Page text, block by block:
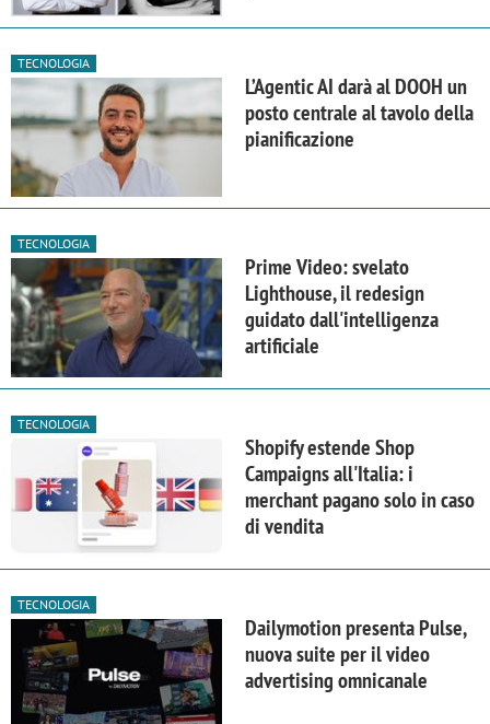
TECNOLOGIA
L’Agentic AI darà al DOOH un
posto centrale al tavolo della
pianificazione
TECNOLOGIA
Prime Video: svelato
Lighthouse, il redesign
guidato dall'intelligenza
artificiale
TECNOLOGIA
Shopify estende Shop
Campaigns all'Italia: i
merchant pagano solo in caso
di vendita
TECNOLOGIA
Dailymotion presenta Pulse,
nuova suite per il video
advertising omnicanale